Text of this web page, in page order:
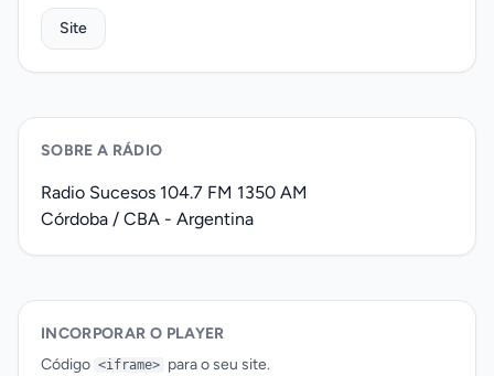
Site
SOBRE A RÁDIO
Radio Sucesos 104.7 FM 1350 AM
Córdoba / CBA - Argentina
INCORPORAR O PLAYER
Código <iframe> para o seu site.